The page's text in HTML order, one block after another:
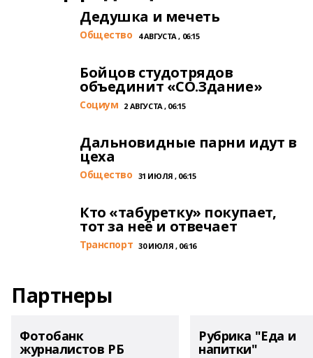
Дедушка и мечеть
Общество 4 АВГУСТА , 06:15
Бойцов студотрядов
объединит «СО.Здание»
Cоциум 2 АВГУСТА , 06:15
Дальновидные парни идут в
цеха
Общество 31 ИЮЛЯ , 06:15
Кто «табуретку» покупает,
тот за неё и отвечает
Транспорт 30 ИЮЛЯ , 06:16
Партнеры
Фотобанк
журналистов РБ
Рубрика "Еда и
напитки"